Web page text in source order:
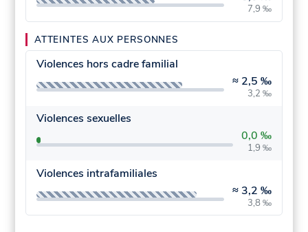
7,9 ‰
ATTEINTES AUX PERSONNES
Violences hors cadre familial
≈ 2,5 ‰
3,2 ‰
Violences sexuelles
0,0 ‰
1,9 ‰
Violences intrafamiliales
≈ 3,2 ‰
3,8 ‰